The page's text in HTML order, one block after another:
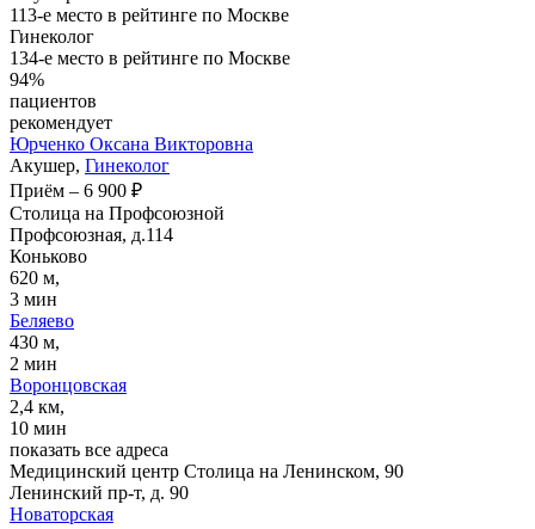
113-е место в рейтинге по Москве
Гинеколог
134-е место в рейтинге по Москве
94%
пациентов
рекомендует
Юрченко Оксана Викторовна
Акушер, Гинеколог
Приём – 6 900 ₽
Столица на Профсоюзной
Профсоюзная, д.114
Коньково
620 м,
3 мин
Беляево
430 м,
2 мин
Воронцовская
2,4 км,
10 мин
показать все адреса
Медицинский центр Столица на Ленинском, 90
Ленинский пр-т, д. 90
Новаторская